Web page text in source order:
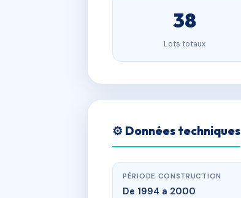
38
Lots totaux
⚙️ Données techniques
PÉRIODE CONSTRUCTION
De 1994 a 2000